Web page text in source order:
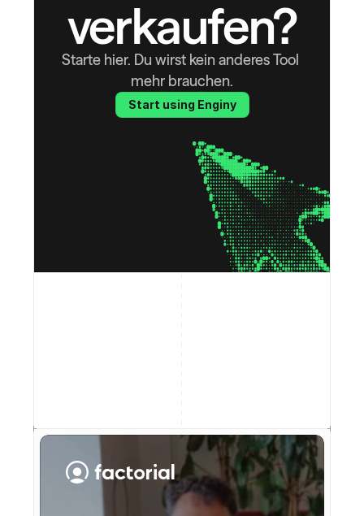
verkaufen?
Starte hier. Du wirst kein anderes Tool
mehr brauchen.
Start using Enginy